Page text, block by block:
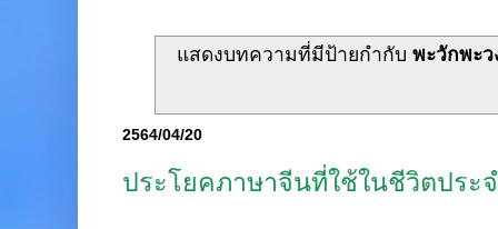
แสดงบทความที่มีป้ายกำกับพะวักพะว
2564/04/20
ประโยคภาษาจีนที่ใช้ในชีวิตประ